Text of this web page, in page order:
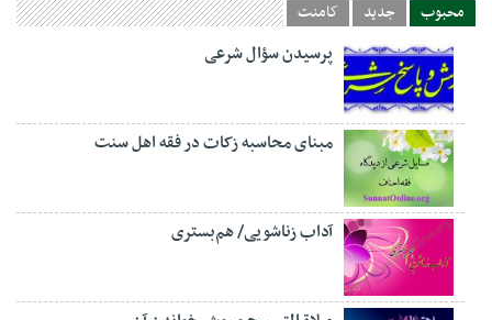
محبوب جدید کامنت
پرسیدن سؤال شرعی
مبنای محاسبه زکات در فقه اهل سنت
آداب زناشویی/ هم‌بستری